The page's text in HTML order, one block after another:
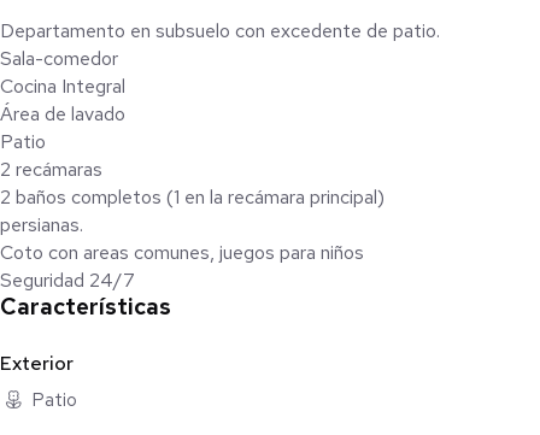
Departamento en subsuelo con excedente de patio.
Sala-comedor
Cocina Integral
Área de lavado
Patio
2 recámaras
2 baños completos (1 en la recámara principal)
persianas.
Coto con areas comunes, juegos para niños
Seguridad 24/7
Características
Exterior
Patio